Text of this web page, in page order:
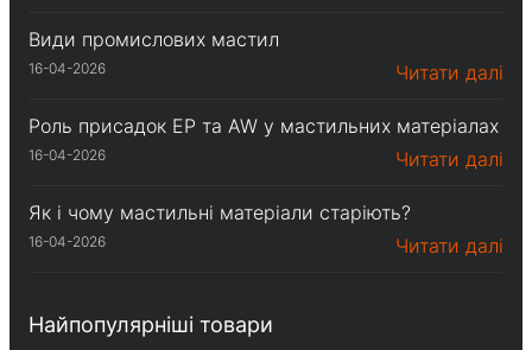
Види промислових мастил
16-04-2026 Читати далі
Роль присадок EP та AW у мастильних матеріалах
16-04-2026 Читати далі
Як і чому мастильні матеріали старіють?
16-04-2026 Читати далі
Найпопулярніші товари